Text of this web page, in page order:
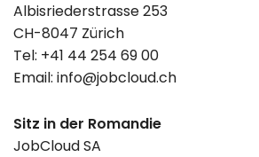
Albisriederstrasse 253
CH-8047 Zürich
Tel: +41 44 254 69 00
Email: info@jobcloud.ch
Sitz in der Romandie
JobCloud SA